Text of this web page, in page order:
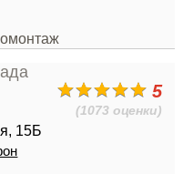
5
(1073 оценки)
15Б